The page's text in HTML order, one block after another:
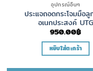
อุปกรณ์อื่นๆ
ประแจถอดกระโจมมือ
อเนกประสงค์ UTG
950.00฿
หยิบใส่ตะกร้า